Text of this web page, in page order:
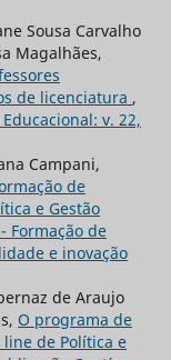
Sousa Carvalho
Magalhães,
de licenciatura ,
v. 22,
Campani,
de
e Gestão
Formação de
e inovação
de Araujo
O programa de
line de Política e